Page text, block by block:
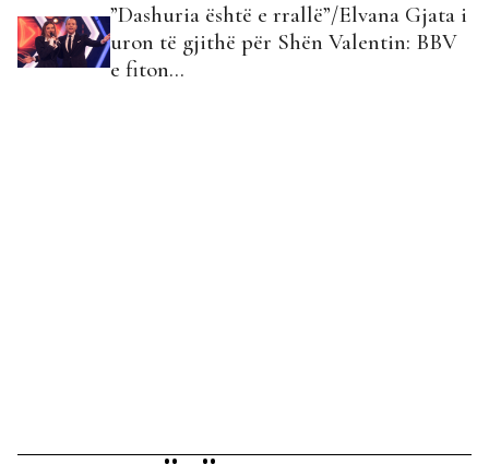
”Dashuria është e rrallë”/Elvana Gjata i
uron të gjithë për Shën Valentin: BBV
e fiton…